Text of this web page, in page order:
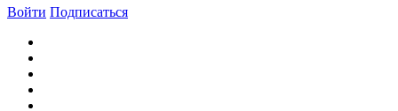
Войти Подписаться